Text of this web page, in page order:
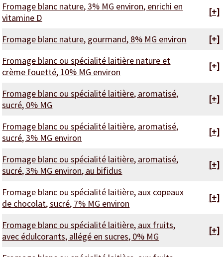
Fromage blanc nature, 3% MG environ, enrichi en
vitamine D
[+]
Fromage blanc nature, gourmand, 8% MG environ
[+]
Fromage blanc ou spécialité laitière nature et
crème fouetté, 10% MG environ
[+]
Fromage blanc ou spécialité laitière, aromatisé,
sucré, 0% MG
[+]
Fromage blanc ou spécialité laitière, aromatisé,
sucré, 3% MG environ
[+]
Fromage blanc ou spécialité laitière, aromatisé,
sucré, 3% MG environ, au bifidus
[+]
Fromage blanc ou spécialité laitière, aux copeaux
de chocolat, sucré, 7% MG environ
[+]
Fromage blanc ou spécialité laitière, aux fruits,
avec édulcorants, allégé en sucres, 0% MG
[+]